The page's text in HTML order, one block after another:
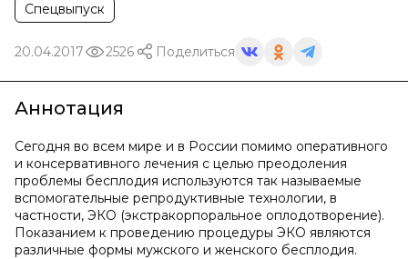
Спецвыпуск
20.04.2017 2526 Поделиться
Аннотация
Сегодня во всем мире и в России помимо оперативного
и консервативного лечения с целью преодоления
проблемы бесплодия используются так называемые
вспомогательные репродуктивные технологии, в
частности, ЭКО (экстракорпоральное оплодотворение).
Показанием к проведению процедуры ЭКО являются
различные формы мужского и женского бесплодия.